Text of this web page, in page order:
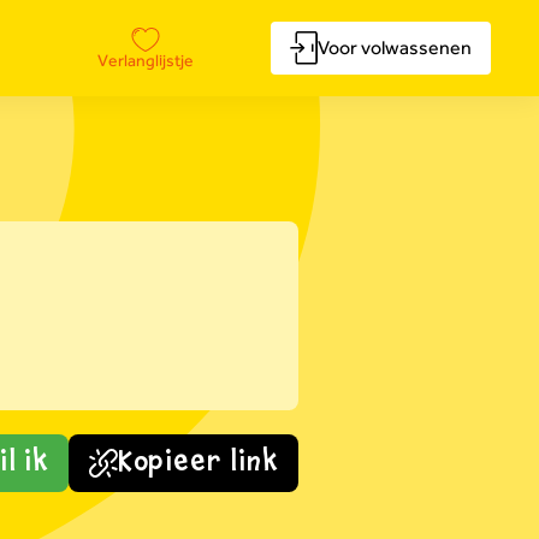
Verlanglijstje
Voor volwassenen
ik Kopieer link